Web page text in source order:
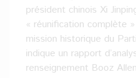
président chinois Xi
« réunification complète
mission historique du
indique un rapport
renseignement Booz